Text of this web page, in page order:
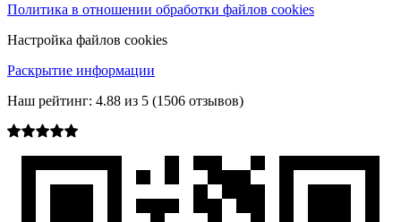
Политика в отношении обработки файлов cookies
Настройка файлов cookies
Раскрытие информации
Наш рейтинг: 4.88 из 5 (1506 отзывов)